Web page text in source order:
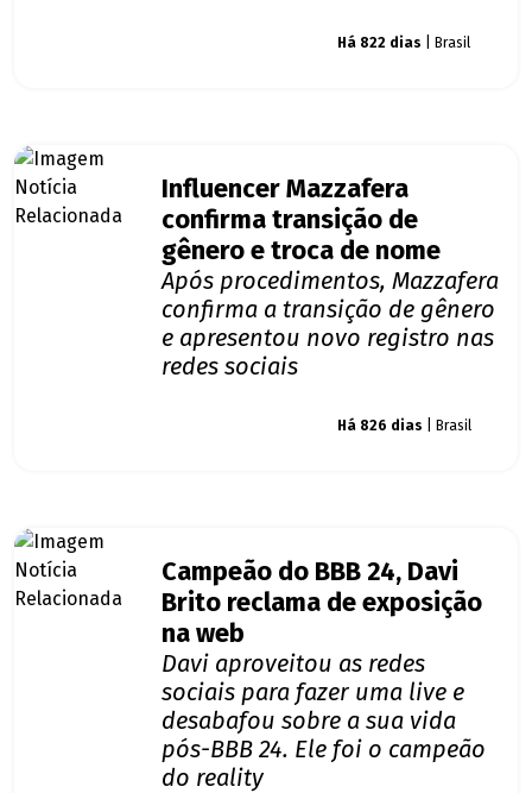
Há 822 dias | Brasil
Influencer Mazzafera
confirma transição de
gênero e troca de nome
Após procedimentos, Mazzafera
confirma a transição de gênero
e apresentou novo registro nas
redes sociais
Há 826 dias | Brasil
Campeão do BBB 24, Davi
Brito reclama de exposição
na web
Davi aproveitou as redes
sociais para fazer uma live e
desabafou sobre a sua vida
pós-BBB 24. Ele foi o campeão
do reality